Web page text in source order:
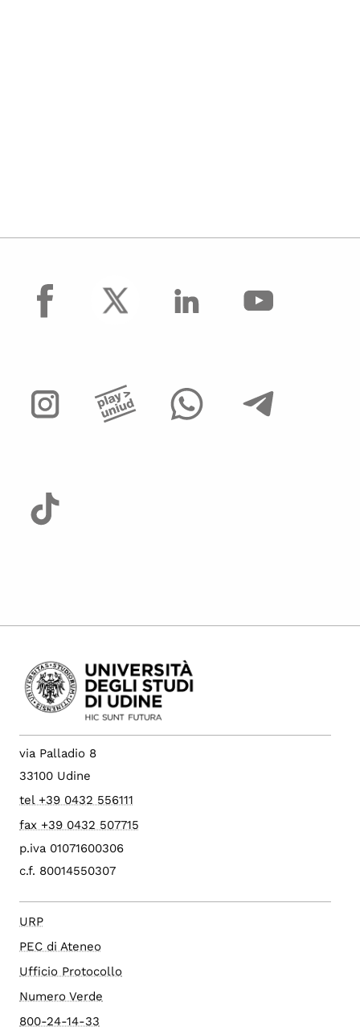
facebook
via Palladio 8
33100 Udine
tel +39 0432 556111
fax +39 0432 507715
p.iva 01071600306
c.f. 80014550307
URP
PEC di Ateneo
Ufficio Protocollo
Numero Verde
800-24-14-33